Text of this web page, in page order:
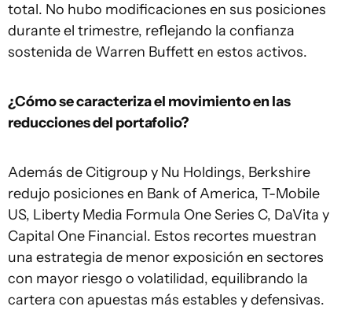
total. No hubo modificaciones en sus posiciones
durante el trimestre, reflejando la confianza
sostenida de Warren Buffett en estos activos.
¿Cómo se caracteriza el movimiento en las
reducciones del portafolio?
Además de Citigroup y Nu Holdings, Berkshire
redujo posiciones en Bank of America, T-Mobile
US, Liberty Media Formula One Series C, DaVita y
Capital One Financial. Estos recortes muestran
una estrategia de menor exposición en sectores
con mayor riesgo o volatilidad, equilibrando la
cartera con apuestas más estables y defensivas.